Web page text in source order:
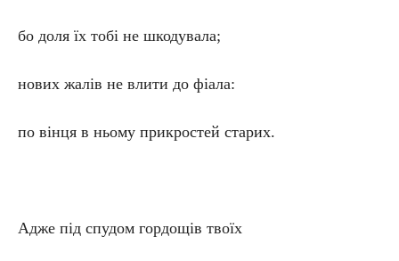
бо доля їх тобі не шкодувала;
нових жалів не влити до фіала:
по вінця в ньому прикростей старих.
Адже під спудом гордощів твоїх